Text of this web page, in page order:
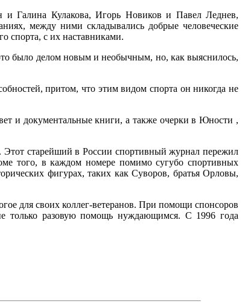
и Галина Кулакова, Игорь Новиков и Павел Леднев,
между ними складывались добрые человеческие
спорта, с их наставниками.
было делом новым и необычным, но, как выяснилось,
притом, что этим видом спорта он никогда не
и документальные книги, а также очерки в Юности ,
Этот старейший в России спортивный журнал пережил
того, в каждом номере помимо сугубо спортивных
фигурах, таких как Суворов, братья Орловы,
для своих коллег-ветеранов. При помощи спонсоров
только разовую помощь нуждающимся. С 1996 года